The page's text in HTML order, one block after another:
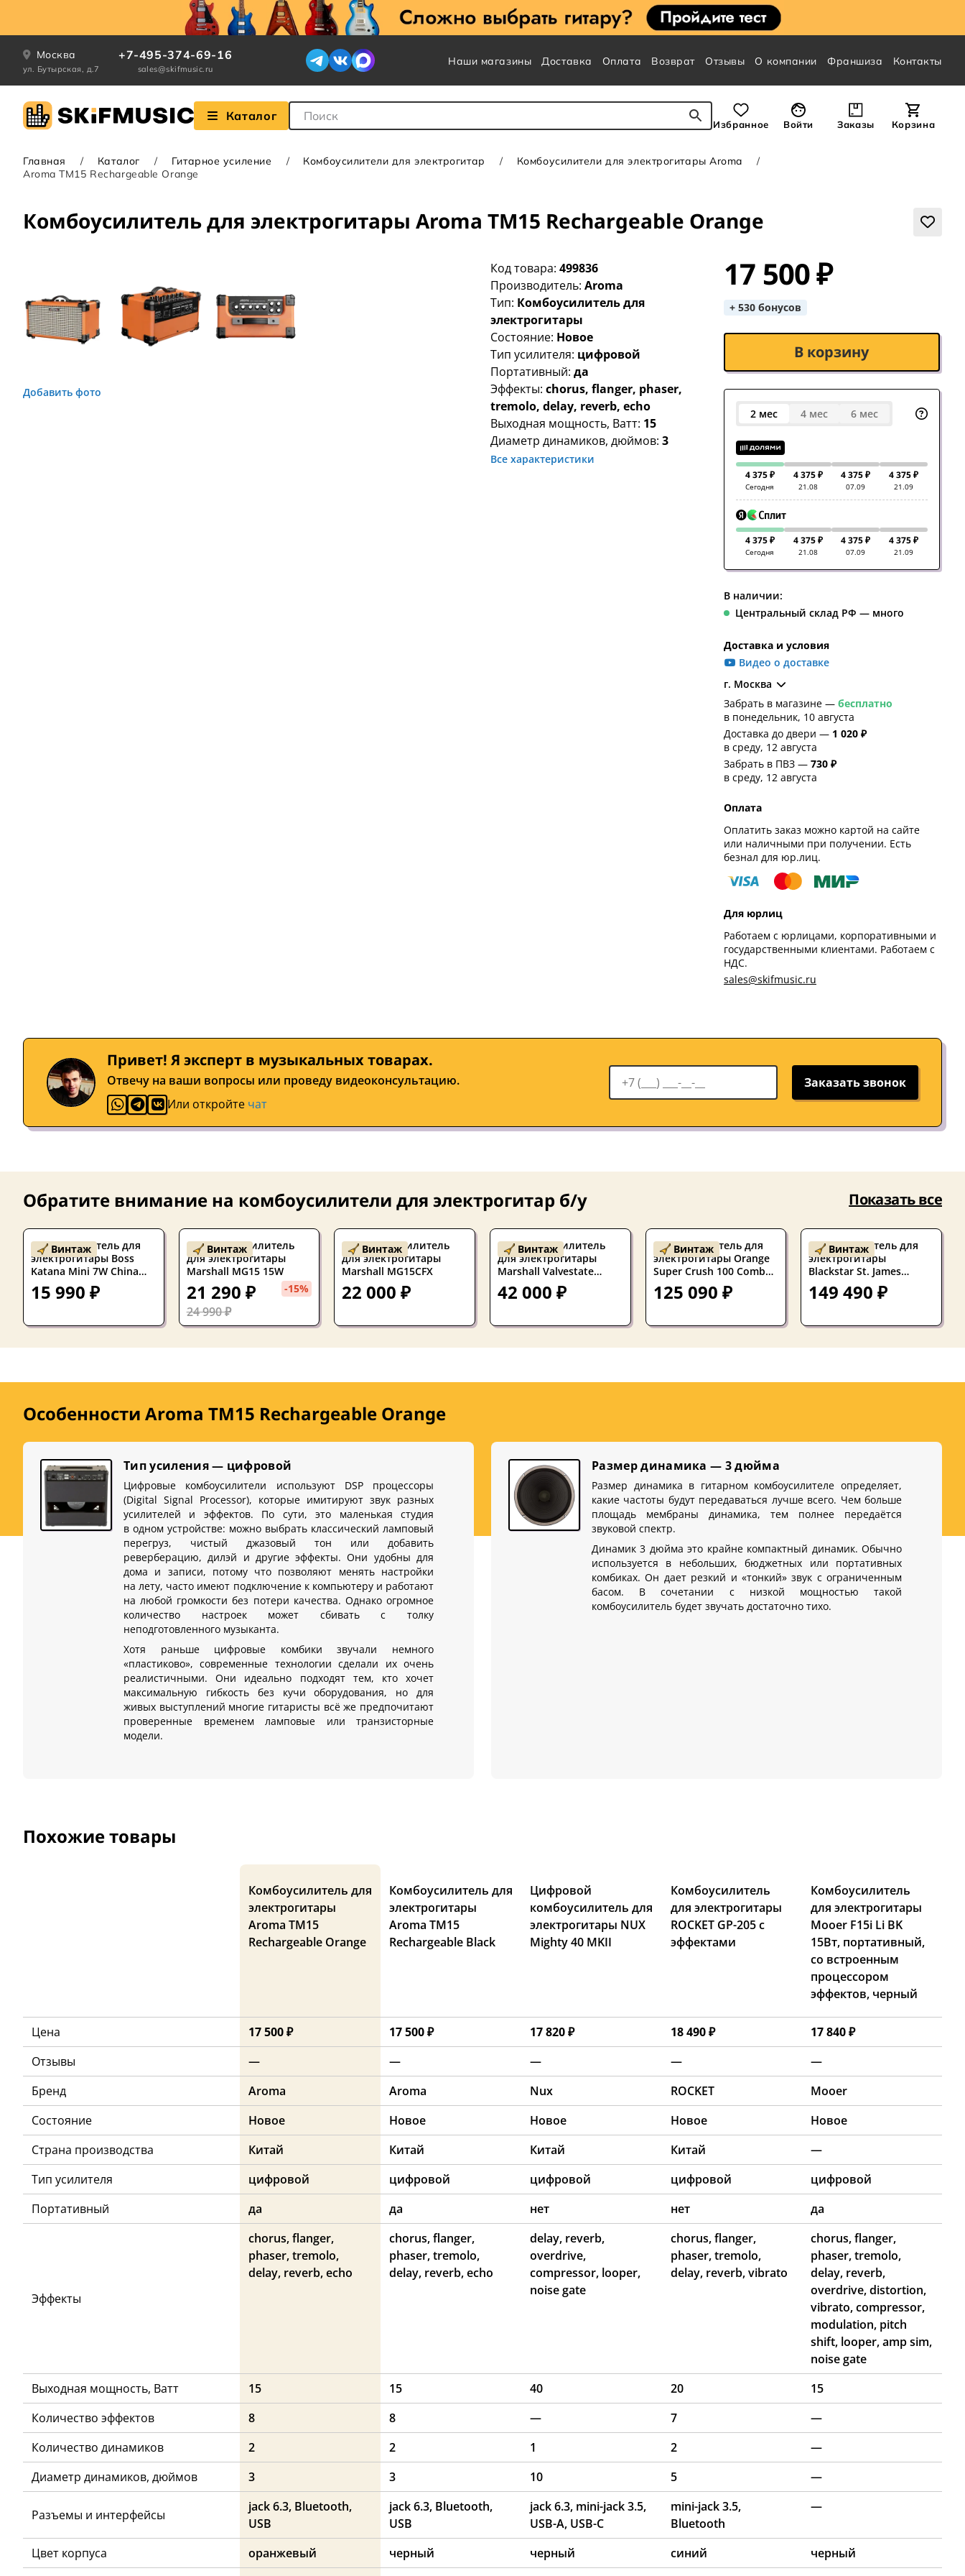
Москва
ул. Бутырская, д.7
+7-495-374-69-16
sales@skifmusic.ru
Наши магазины Доставка Оплата Возврат Отзывы О компании Франшиза Контакты
Каталог Поле для Поиска
Избранное Войти Заказы Корзина
Главная Каталог Гитарное усиление Комбоусилители для электрогитар
Комбоусилители для электрогитары Aroma
Aroma TM15 Rechargeable Orange
Комбоусилитель для электрогитары Aroma TM15 Rechargeable Orange
Добавить фото
Код товара:499836
Производитель:Aroma
Тип: Комбоусилитель для
электрогитары
Состояние: Новое
Тип усилителя: цифровой
Портативный:да
Эффекты:chorus, flanger, phaser,
tremolo, delay, reverb, echo
Выходная мощность, Ватт: 15
Диаметр динамиков, дюймов:3
Все характеристики
17 500 ₽
+ 530 бонусов
В корзину
2 мес 4 мес 6 мес
4 375 ₽
Сегодня
4 375 ₽
21.08
4 375 ₽
07.09
4 375 ₽
21.09
4 375 ₽
Сегодня
4 375 ₽
21.08
4 375 ₽
07.09
4 375 ₽
21.09
В наличии:
Центральный склад РФ — много
Доставка и условия
Видео о доставке
г. Москва
Забрать в магазине — бесплатно
в понедельник, 10 августа
Доставка до двери — 1 020 ₽
в среду, 12 августа
Забрать в ПВЗ — 730 ₽
в среду, 12 августа
Оплата
Оплатить заказ можно картой на сайте
или наличными при получении. Есть
безнал для юр.лиц.
Для юрлиц
Работаем с юрлицами, корпоративными и
государственными клиентами. Работаем с
НДС.
sales@skifmusic.ru
Привет! Я эксперт в музыкальных товарах.
Отвечу на ваши вопросы или проведу видеоконсультацию.
Или откройте чат
Заказать звонок
Обратите внимание на комбоусилители для электрогитар б/у Показать все
Винтаж
Комбоусилитель для
электрогитары Boss
Katana Mini 7W China
2020's
15 990 ₽
Винтаж
Б/У Комбоусилитель
для электрогитары
Marshall MG15 15W
21 290 ₽ -15%
24 990 ₽
Винтаж
Б/У Комбоусилитель
для электрогитары
Marshall MG15CFX
22 000 ₽
Винтаж
Б/У Комбоусилитель
для электрогитары
Marshall Valvestate
VS30R Англия, 1999
42 000 ₽
Винтаж
Комбоусилитель для
электрогитары Orange
Super Crush 100 Combo
Black
125 090 ₽
Винтаж
Комбоусилитель для
электрогитары
Blackstar St. James
50/EL34 Fawn Tolex 50W
1x12 China 2020s
149 490 ₽
Особенности Aroma TM15 Rechargeable Orange
Тип усиления — цифровой
Цифровые комбоусилители используют DSP процессоры
(Digital Signal Processor), которые имитируют звук разных
усилителей и эффектов. По сути, это маленькая студия
в одном устройстве: можно выбрать классический ламповый
перегруз, чистый джазовый тон или добавить
реверберацию, дилэй и другие эффекты. Они удобны для
дома и записи, потому что позволяют менять настройки
на лету, часто имеют подключение к компьютеру и работают
на любой громкости без потери качества. Однако огромное
количество настроек может сбивать с толку
неподготовленного музыканта.
Хотя раньше цифровые комбики звучали немного
«пластиково», современные технологии сделали их очень
реалистичными. Они идеально подходят тем, кто хочет
максимальную гибкость без кучи оборудования, но для
живых выступлений многие гитаристы всё же предпочитают
проверенные временем ламповые или транзисторные
модели.
Размер динамика — 3 дюйма
Размер динамика в гитарном комбоусилителе определяет,
какие частоты будут передаваться лучше всего. Чем больше
площадь мембраны динамика, тем полнее передаётся
звуковой спектр.
Динамик 3 дюйма это крайне компактный динамик. Обычно
используется в небольших, бюджетных или портативных
комбиках. Он дает резкий и «тонкий» звук с ограниченным
басом. В сочетании с низкой мощностью такой
комбоусилитель будет звучать достаточно тихо.
Похожие товары
Комбоусилитель для
электрогитары
Aroma TM15
Rechargeable Orange
Комбоусилитель для
электрогитары
Aroma TM15
Rechargeable Black
Цифровой
комбоусилитель для
электрогитары NUX
Mighty 40 MKII
Комбоусилитель
для электрогитары
ROCKET GP-205 с
эффектами
Комбоусилитель
для электрогитары
Mooer F15i Li BK
15Вт, портативный,
со встроенным
процессором
эффектов, черный
Цена 17 500 ₽ 17 500 ₽ 17 820 ₽ 18 490 ₽
17 840 ₽
Отзывы
— — — —
—
Бренд
Aroma Aroma Nux ROCKET
Mooer
Состояние
Новое Новое Новое Новое
Новое
Страна производства
Китай Китай Китай Китай
—
Тип усилителя
цифровой цифровой цифровой цифровой
цифровой
Портативный
да да нет нет да
Эффекты
chorus, flanger,
phaser, tremolo,
delay, reverb, echo
chorus, flanger,
phaser, tremolo,
delay, reverb, echo
delay, reverb,
overdrive,
compressor, looper,
noise gate
chorus, flanger,
phaser, tremolo,
delay, reverb, vibrato
chorus, flanger,
phaser, tremolo,
delay, reverb,
overdrive, distortion,
vibrato, compressor,
modulation, pitch
shift, looper, amp sim,
noise gate
Выходная мощность, Ватт
15 15 40 20
15
Количество эффектов
8 8 — 7
—
Количество динамиков
2 2 1 2
—
Диаметр динамиков, дюймов
3 3 10 5 —
Разъемы и интерфейсы
jack 6.3, Bluetooth,
USB
jack 6.3, Bluetooth,
USB
jack 6.3, mini-jack 3.5,
USB-A, USB-C
mini-jack 3.5,
Bluetooth
—
Цвет корпуса оранжевый черный черный синий
черный